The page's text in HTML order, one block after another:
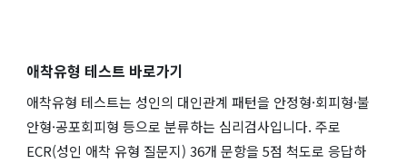
애착유형 테스트 바로가기
애착유형 테스트는 성인의 대인관계 패턴을 안정형·회피형·불
안형·공포회피형 등으로 분류하는 심리검사입니다. 주로
ECR(성인 애착 유형 질문지) 36개 문항을 5점 척도로 응답하